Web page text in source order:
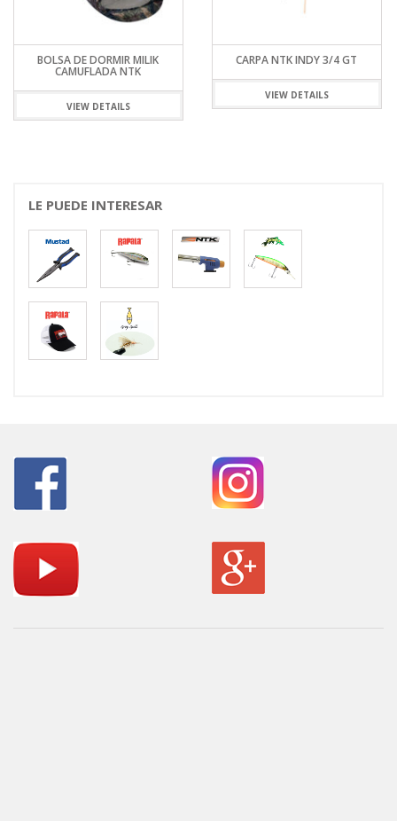
BOLSA DE DORMIR MILIK
CAMUFLADA NTK
VIEW DETAILS
CARPA NTK INDY 3/4 GT
VIEW DETAILS
LE PUEDE INTERESAR